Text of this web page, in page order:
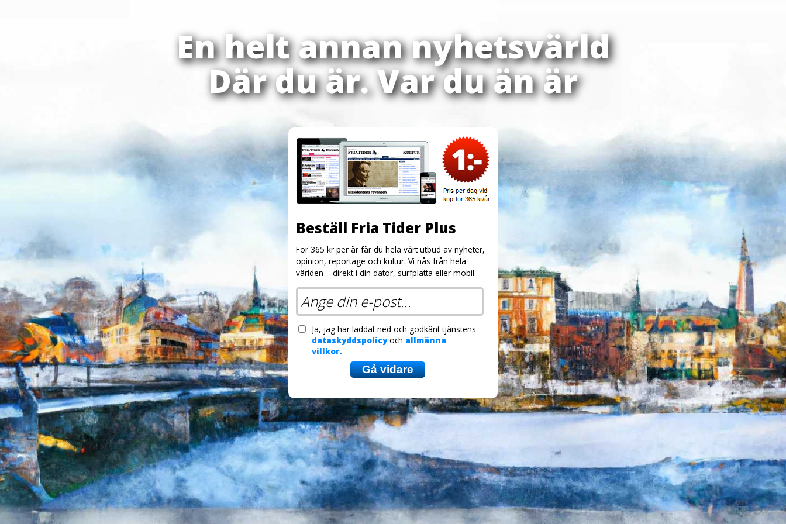
En helt annan nyhetsvärld
Där du är. Var du än är
Beställ Fria Tider Plus
För 365 kr per år får du hela vårt utbud av nyheter,
opinion, reportage och kultur. Vi nås från hela
världen – direkt i din dator, surfplatta eller mobil.
Ja, jag har laddat ned och godkänt tjänstens
dataskyddspolicyoch allmänna
villkor.
Gå vidare